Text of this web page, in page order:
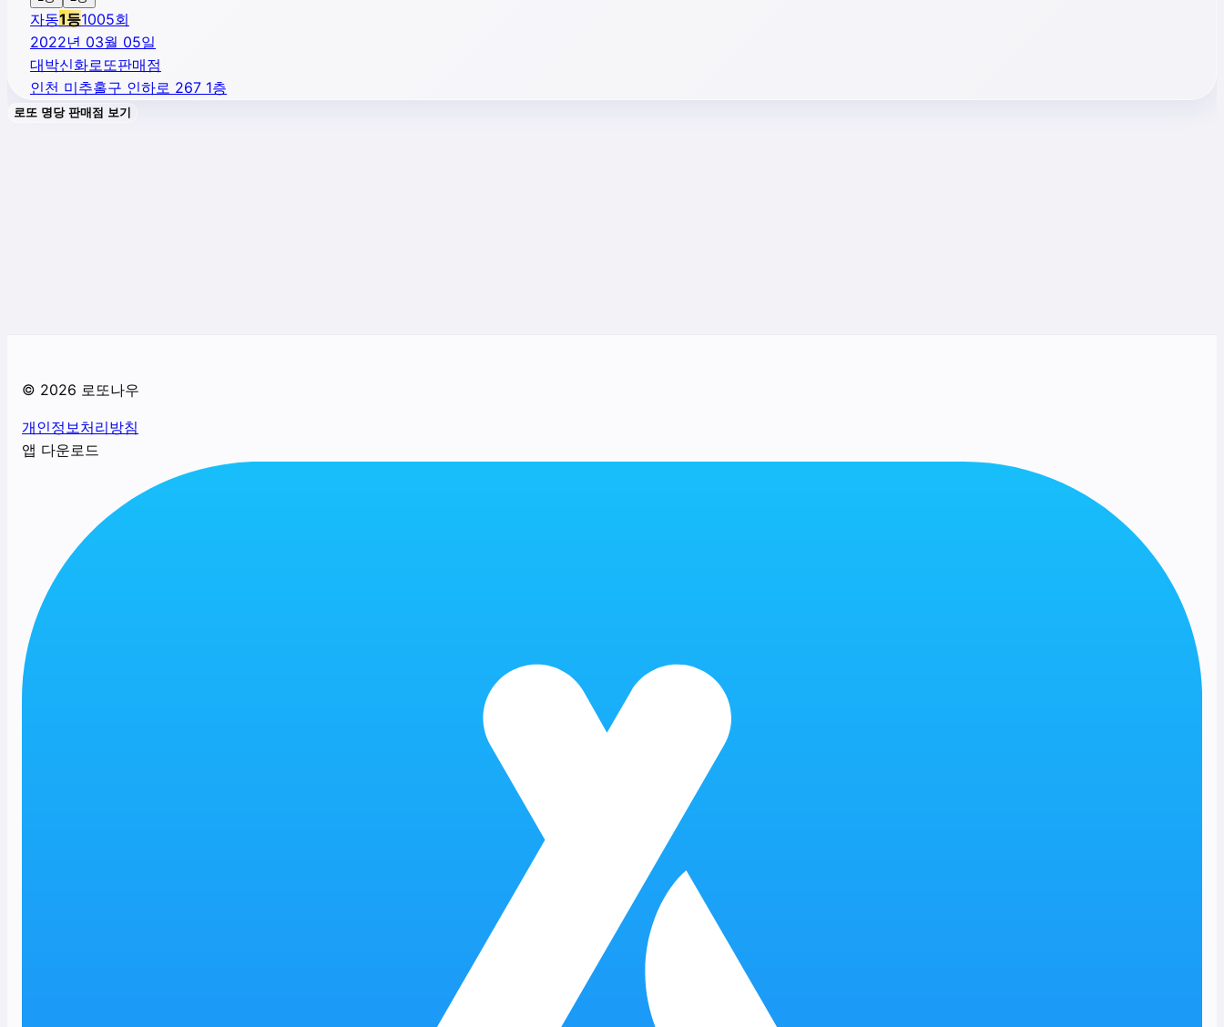
자동1등1005회
2022년 03월 05일
대박신화로또판매점
인천 미추홀구 인하로 267 1층
로또 명당 판매점 보기
© 2026 로또나우
개인정보처리방침
앱 다운로드